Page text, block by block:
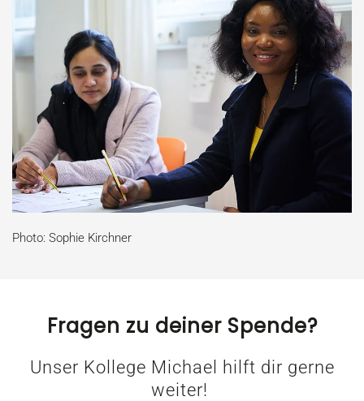
Photo: Sophie Kirchner
Fragen zu deiner Spende?
Unser Kollege Michael hilft dir gerne
weiter!